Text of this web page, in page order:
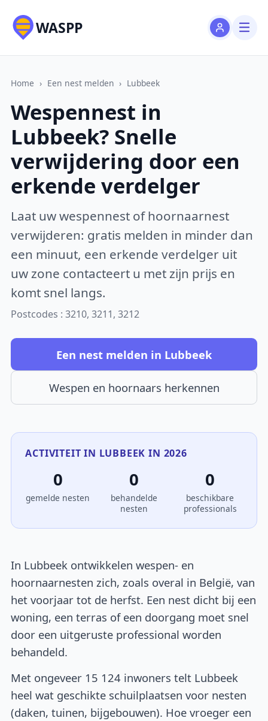
WASPP
Home › Een nest melden › Lubbeek
Wespennest in
Lubbeek? Snelle
verwijdering door een
erkende verdelger
Laat uw wespennest of hoornaarnest
verwijderen: gratis melden in minder dan
een minuut, een erkende verdelger uit
uw zone contacteert u met zijn prijs en
komt snel langs.
Postcodes : 3210, 3211, 3212
Een nest melden in Lubbeek
Wespen en hoornaars herkennen
ACTIVITEIT IN LUBBEEK IN 2026
0
gemelde nesten
0
behandelde
nesten
0
beschikbare
professionals
In Lubbeek ontwikkelen wespen- en
hoornaarnesten zich, zoals overal in België, van
het voorjaar tot de herfst. Een nest dicht bij een
woning, een terras of een doorgang moet snel
door een uitgeruste professional worden
behandeld.
Met ongeveer 15 124 inwoners telt Lubbeek
heel wat geschikte schuilplaatsen voor nesten
(daken, tuinen, bijgebouwen). Hoe vroeger een